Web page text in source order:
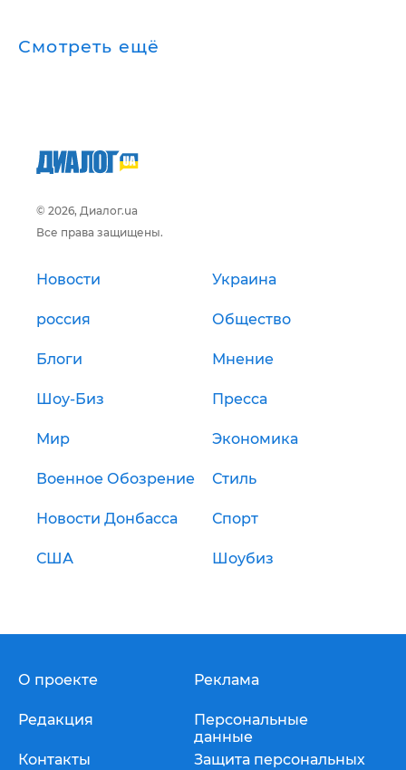
Смотреть ещё
© 2026, Диалог.ua
Все права защищены.
Новости Украина
россия Общество
Блоги Мнение
Шоу-Биз Пресса
Мир Экономика
Военное Обозрение Стиль
Новости Донбасса Спорт
США Шоубиз
О проекте
Редакция
Контакты
Реклама
Персональные
данные
Защита персональных